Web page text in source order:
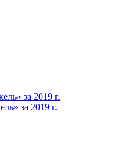
за 2019 г.
за 2019 г.